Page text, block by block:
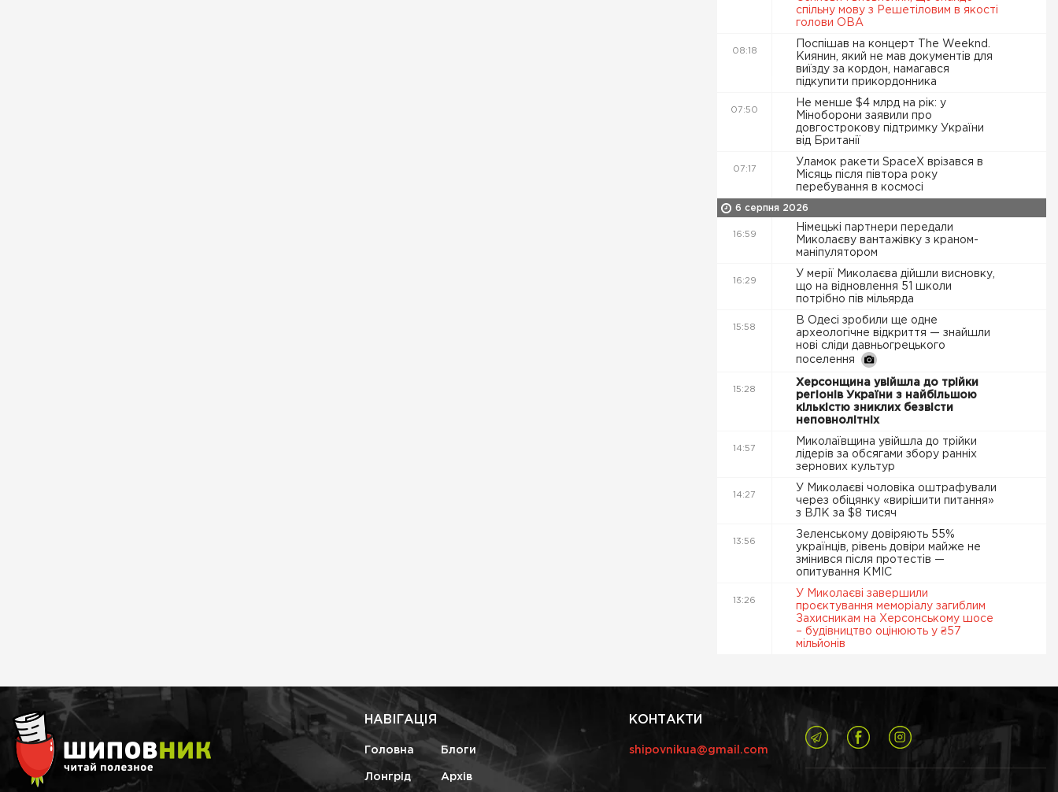
спільну мову з Решетіловим в якості
голови ОВА
08:18
Поспішав на концерт The Weeknd.
Киянин, який не мав документів для
виїзду за кордон, намагався
підкупити прикордонника
07:50
Не менше $4 млрд на рік: у
Міноборони заявили про
довгострокову підтримку України
від Британії
07:17
Уламок ракети SpaceX врізався в
Місяць після півтора року
перебування в космосі
6 серпня 2026
16:59
Німецькі партнери передали
Миколаєву вантажівку з краном-
маніпулятором
16:29
У мерії Миколаєва дійшли висновку,
що на відновлення 51 школи
потрібно пів мільярда
15:58
В Одесі зробили ще одне
археологічне відкриття — знайшли
нові сліди давньогрецького
поселення
15:28
Херсонщина увійшла до трійки
регіонів України з найбільшою
кількістю зниклих безвісти
неповнолітніх
14:57
Миколаївщина увійшла до трійки
лідерів за обсягами збору ранніх
зернових культур
14:27
У Миколаєві чоловіка оштрафували
через обіцянку «вирішити питання»
з ВЛК за $8 тисяч
13:56
Зеленському довіряють 55%
українців, рівень довіри майже не
змінився після протестів —
опитування КМІС
13:26
У Миколаєві завершили
проєктування меморіалу загиблим
Захисникам на Херсонському шосе
– будівництво оцінюють у ₴57
мільйонів
НАВІГАЦІЯ
Головна Блоги
Лонгрід Архів
КОНТАКТИ
shipovnikua@gmail.com